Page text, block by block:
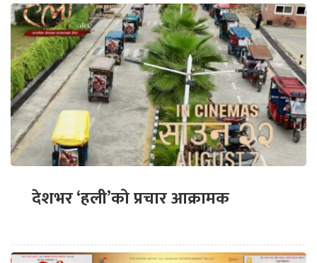
देशभर ‘हली’को प्रचार आक्रामक